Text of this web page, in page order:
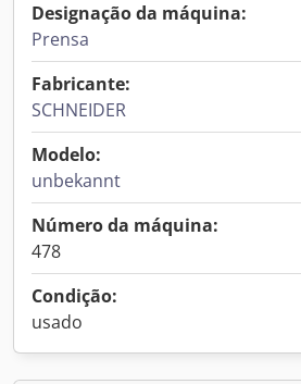
Designação da máquina:
Prensa
Fabricante:
SCHNEIDER
Modelo:
unbekannt
Número da máquina:
478
Condição:
usado